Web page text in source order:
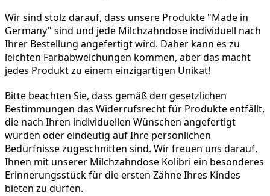
Wir sind stolz darauf, dass unsere Produkte "Made in
Germany" sind und jede Milchzahndose individuell nach
Ihrer Bestellung angefertigt wird. Daher kann es zu
leichten Farbabweichungen kommen, aber das macht
jedes Produkt zu einem einzigartigen Unikat!
Bitte beachten Sie, dass gemäß den gesetzlichen
Bestimmungen das Widerrufsrecht für Produkte entfällt,
die nach Ihren individuellen Wünschen angefertigt
wurden oder eindeutig auf Ihre persönlichen
Bedürfnisse zugeschnitten sind. Wir freuen uns darauf,
Ihnen mit unserer Milchzahndose Kolibri ein besonderes
Erinnerungsstück für die ersten Zähne Ihres Kindes
bieten zu dürfen.